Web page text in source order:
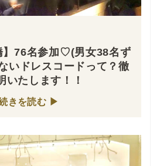
】76名参加♡(男女38名ず
いドレスコードって？徹
いたします！！
きを読む